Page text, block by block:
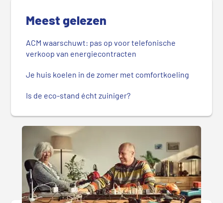
Meest gelezen
ACM waarschuwt: pas op voor telefonische
verkoop van energiecontracten
Je huis koelen in de zomer met comfortkoeling
Is de eco-stand écht zuiniger?